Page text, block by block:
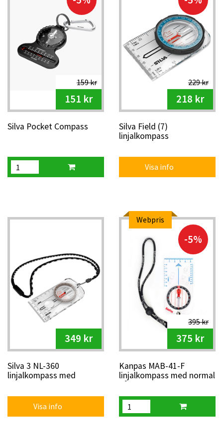
Linjalkompassen är en orienteringskompass som passar
särskilt bra vid kartläsning i lugnare tempo, till exempel
under skolidrott, för barn, nybörjarkurser eller
motionsorientering. Den plana formen gör det också enkelt
att lägga kompassen direkt på kartan och följa riktningen.
Perfekt kompass för barn, nybörjare, ungdomar och
skolorientering
Enkel att använda och lätt att förstå
Finns i flera modeller för olika behov och nivåer
159 kr
151 kr
Silva Pocket Compass
229 kr
218 kr
Silva Field (7)
linjalkompass
Visa info
349 kr
Silva 3 NL-360
linjalkompass med
Visa info
Webpris
-5%
395 kr
375 kr
Kanpas MAB-41-F
linjalkompass med normal
nål